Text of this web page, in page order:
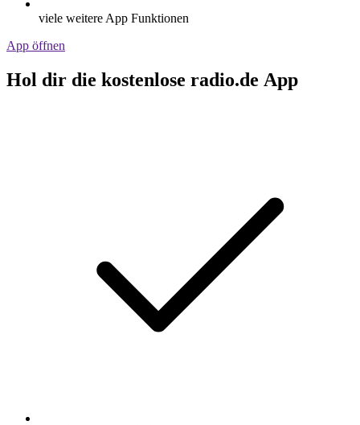
viele weitere App Funktionen
App öffnen
Hol dir die kostenlose radio.de App